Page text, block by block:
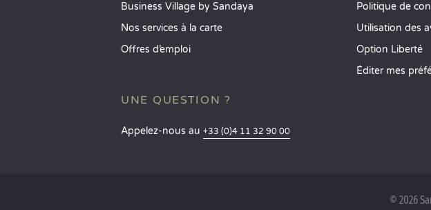
Business Village by Sandaya
Nos services à la carte
Offres d’emploi
UNE QUESTION ?
Appelez-nous au +33 (0)4 11 32 90 00
Politique de
Utilisation des
Option Liberté
Éditer mes
© 2026